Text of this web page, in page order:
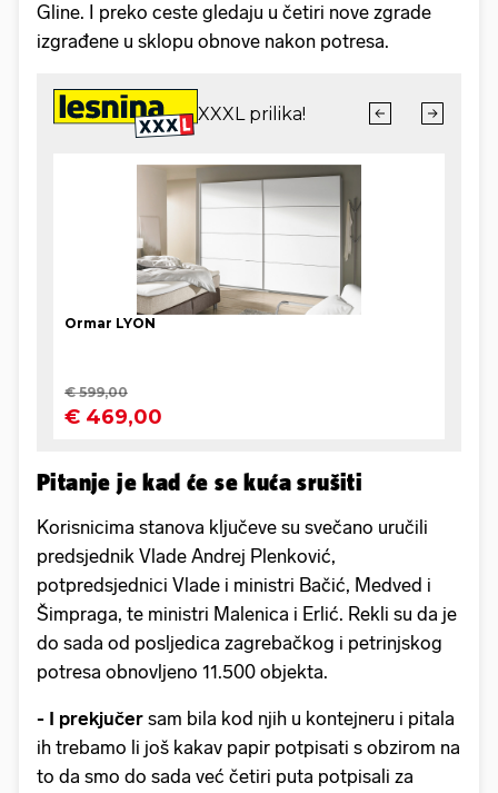
Gline. I preko ceste gledaju u četiri nove zgrade
izgrađene u sklopu obnove nakon potresa.
Pitanje je kad će se kuća srušiti
Korisnicima stanova ključeve su svečano uručili
predsjednik Vlade Andrej Plenković,
potpredsjednici Vlade i ministri Bačić, Medved i
Šimpraga, te ministri Malenica i Erlić. Rekli su da je
do sada od posljedica zagrebačkog i petrinjskog
potresa obnovljeno 11.500 objekta.
- I prekjučer sam bila kod njih u kontejneru i pitala
ih trebamo li još kakav papir potpisati s obzirom na
to da smo do sada već četiri puta potpisali za